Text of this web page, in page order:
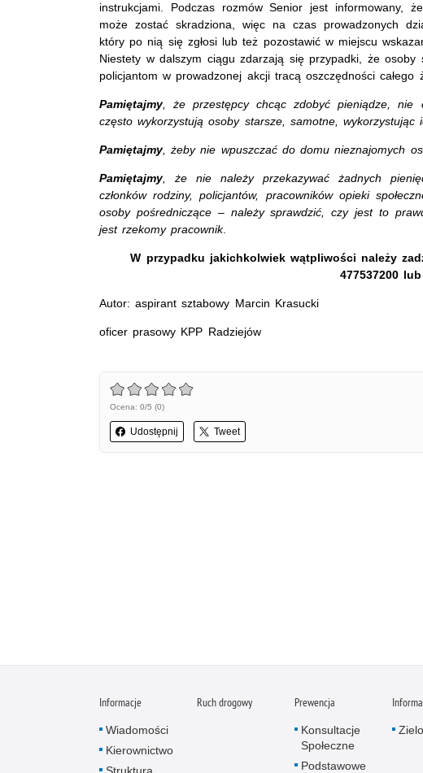
instrukcjami. Podczas rozmów Senior jest
może zostać skradziona, więc na czas prowadzonych
który po nią się zgłosi lub też pozostawić w miejscu
Niestety w dalszym ciągu zdarzają się przypadki, że
policjantom w prowadzonej akcji tracą oszczędności całego
Pamiętajmy, że przestępcy chcąc zdobyć pieniądze, nie
często wykorzystują osoby starsze, samotne, wykorzystując
Pamiętajmy, żeby nie wpuszczać do domu nieznajomych
Pamiętajmy, że nie należy przekazywać żadnych
członków rodziny, policjantów, pracowników opieki
osoby pośredniczące – należy sprawdzić, czy jest to
jest rzekomy pracownik.
W przypadku jakichkolwiek wątpliwości należy
477537200
Autor: aspirant sztabowy Marcin Krasucki
oficer prasowy KPP Radziejów
Ocena: 0/5 (0)
Udostępnij Tweet
Informacje
Wiadomości
Kierownictwo
Ruch drogowy Prewencja
Konsultacje
Społeczne
Podstawowe